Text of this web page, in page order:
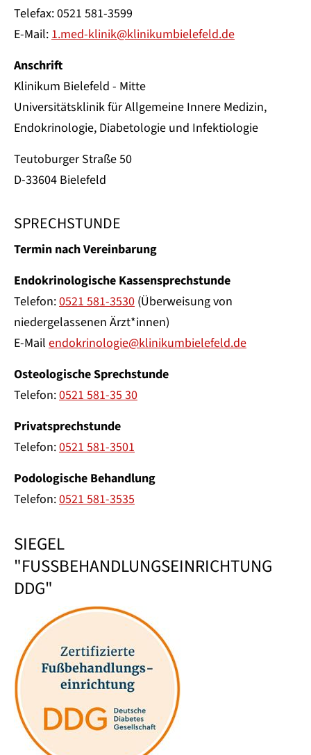
Telefax: 0521 581-3599
E-Mail:1.med-klinik@klinikumbielefeld.de
Anschrift
Klinikum Bielefeld - Mitte
Universitätsklinik für Allgemeine Innere Medizin,
Endokrinologie, Diabetologie und Infektiologie
Teutoburger Straße 50
D-33604 Bielefeld
SPRECHSTUNDE
Termin nach Vereinbarung
Endokrinologische Kassensprechstunde
Telefon:0521 581-3530 (Überweisung von
niedergelassenen Ärzt*innen)
E-Mail endokrinologie@klinikumbielefeld.de
Osteologische Sprechstunde
Telefon:0521 581-35 30
Privatsprechstunde
Telefon:0521 581-3501
Podologische Behandlung
Telefon:0521 581-3535
SIEGEL
"FUSSBEHANDLUNGSEINRICHTUNG
DDG"